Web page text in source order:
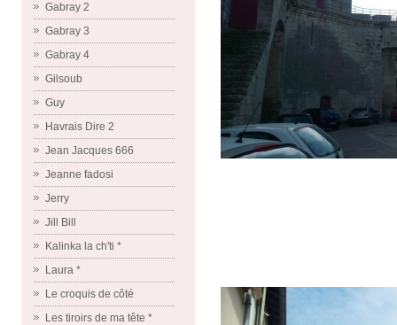
Gabray 2
Gabray 3
Gabray 4
Gilsoub
Guy
Havrais Dire 2
Jean Jacques 666
Jeanne fadosi
Jerry
Jill Bill
Kalinka la ch'ti *
Laura *
Le croquis de côté
Les tiroirs de ma tête *